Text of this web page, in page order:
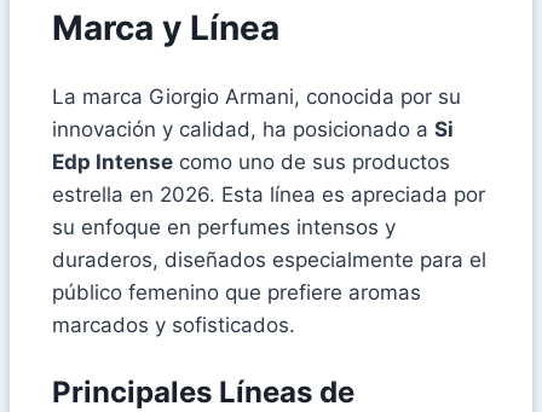
Marca y Línea
La marca Giorgio Armani, conocida por su
innovación y calidad, ha posicionado a Si
Edp Intense como uno de sus productos
estrella en 2026. Esta línea es apreciada por
su enfoque en perfumes intensos y
duraderos, diseñados especialmente para el
público femenino que prefiere aromas
marcados y sofisticados.
Principales Líneas de